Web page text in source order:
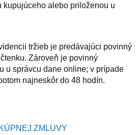
kupujúceho alebo priloženou u
tržieb je predávajúci povinný
Zároveň je povinný
u správcu dane online; v prípade
najneskôr do 48 hodín.
ZMLUVY